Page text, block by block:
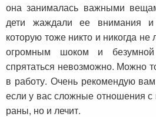
она занималась важными
дети жаждали ее внимания
которую тоже никто и никогда не
огромным шоком и
спрятаться невозможно. Можно
в работу. Очень рекомендую
если у вас сложные отношения
раны, но и лечит.